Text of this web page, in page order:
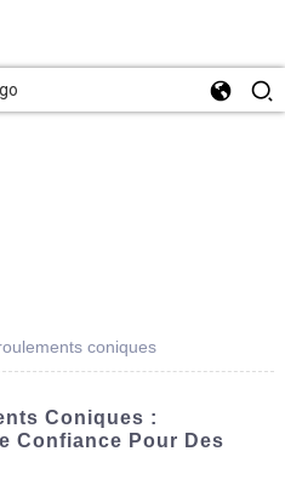
coniques
Coniques :
Confiance Pour Des